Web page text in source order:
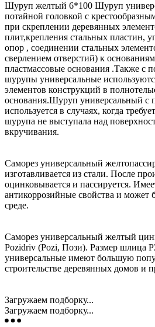
Шуруп желтый 6*100 Шуруп
потайной головкой с
при скреплении деревянных
плит,крепления стальных пластин,
опор , соединении стальных
сверлением отверстий) к
пластмассовые основания .Также с
шурупы универсальные
элементов конструкций в
основания.Шуруп универсальный с
используется в случаях, когда
шурупа не выступала над
вкручивания.
Саморез универсальный
изготавливается из стали. После
оцинковывается и пассируется.
антикоррозийные свойства и может
среде.
Саморез универсальный желтый
Pozidriv (Pozi, Пози). Размер шлица
универсальные имеют большую
строительстве деревянных домов и
Загружаем подборку...
Загружаем подборку...